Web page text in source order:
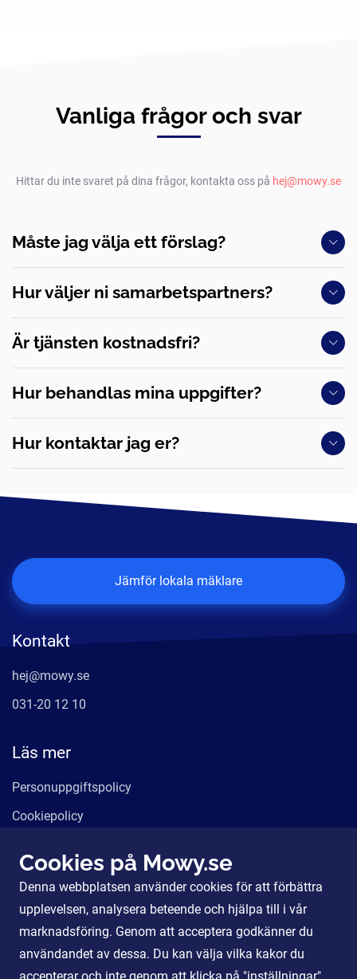
Vanliga frågor och svar
Hittar du inte svaret på dina frågor, kontakta oss på hej@mowy.se
Måste jag välja ett förslag?
Hur väljer ni samarbetspartners?
Är tjänsten kostnadsfri?
Hur behandlas mina uppgifter?
Hur kontaktar jag er?
Kontakt
hej@mowy.se
031-20 12 10
Läs mer
Personuppgiftspolicy
Cookiepolicy
Våra tjänster
För Partners
Jämför lokala mäklare
Cookies på Mowy.se
Denna webbplatsen använder cookies för att förbättra
upplevelsen, analysera beteende och hjälpa till i vår
marknadsföring. Genom att acceptera godkänner du
användandet av dessa. Du kan välja vilka kakor du